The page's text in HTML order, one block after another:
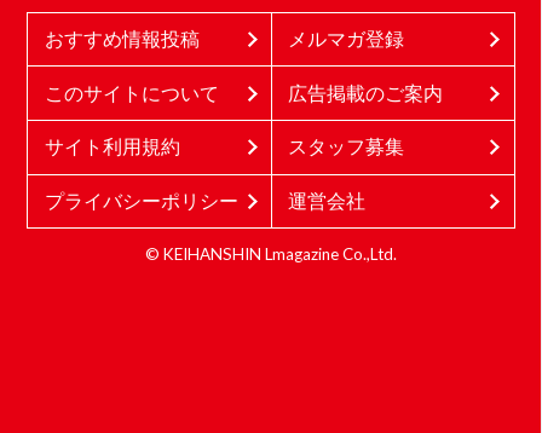
おすすめ情報投稿 メルマガ登録
このサイトについて 広告掲載のご案内
サイト利用規約 スタッフ募集
プライバシーポリシー 運営会社
© KEIHANSHIN Lmagazine Co.,Ltd.